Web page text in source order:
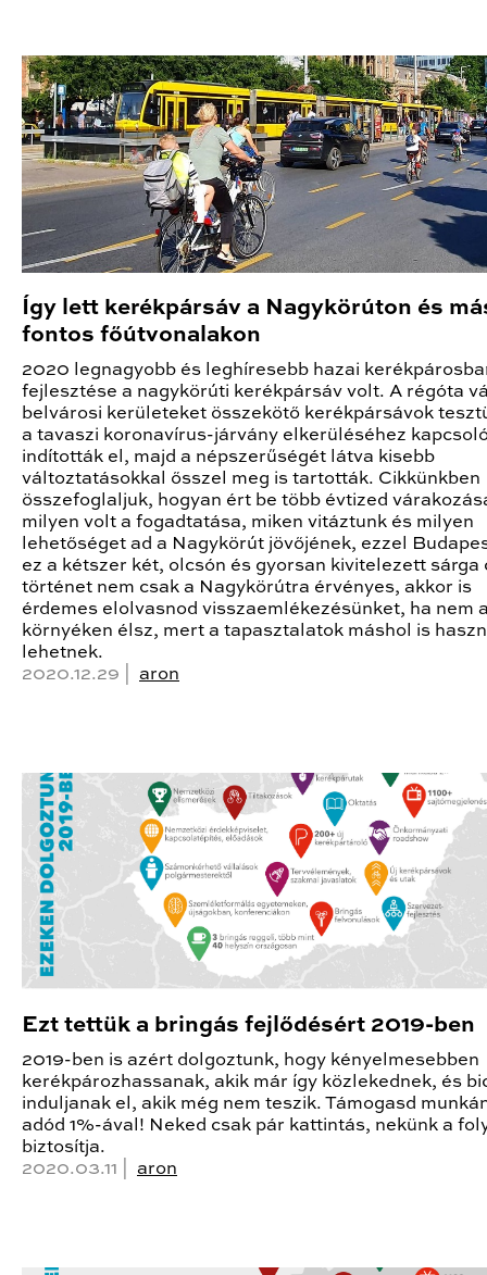
Így lett kerékpársáv a Nagykörúton és
fontos főútvonalakon
2020 legnagyobb és leghíresebb hazai
fejlesztése a nagykörúti kerékpársáv volt. A régóta
belvárosi kerületeket összekötő kerékpársávok
a tavaszi koronavírus-járvány elkerüléséhez
indították el, majd a népszerűségét látva kisebb
változtatásokkal ősszel meg is tartották. Cikkünkben
összefoglaljuk, hogyan ért be több évtized
milyen volt a fogadtatása, miken vitáztunk és milyen
lehetőséget ad a Nagykörút jövőjének, ezzel
ez a kétszer két, olcsón és gyorsan kivitelezett sárga
történet nem csak a Nagykörútra érvényes, akkor is
érdemes elolvasnod visszaemlékezésünket, ha nem
környéken élsz, mert a tapasztalatok máshol is
lehetnek.
2020.12.29 | aron
Ezt tettük a bringás fejlődésért 2019-ben
2019-ben is azért dolgoztunk, hogy kényelmesebben
kerékpározhassanak, akik már így közlekednek, és
induljanak el, akik még nem teszik. Támogasd
adód 1%-ával! Neked csak pár kattintás, nekünk a
biztosítja.
2020.03.11 | aron